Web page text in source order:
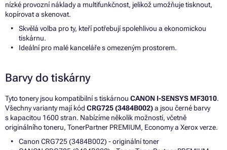
nízké provozní náklady a multifunkčnost, jelikož umožňuje tisknout,
kopírovat a skenovat.
Skvělá volba pro ty, kteří potřebují spolehlivou a ekonomickou
tiskárnu.
Ideální pro malé kanceláře s omezeným prostorem.
Barvy do tiskárny
Tyto tonery jsou kompatibilní s tiskárnou CANON I-SENSYS MF3010.
Všechny varianty mají kód CRG725 (3484B002)a jsou černé barvy
s kapacitou 1600 stran. Nabízíme několik možností, včetně
originálního toneru, TonerPartner PREMIUM, Economy a Xerox verze.
Canon CRG725 (3484B002) - originální toner